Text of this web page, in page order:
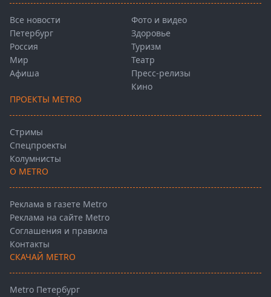
Все новости
Петербург
Россия
Мир
Афиша
Фото и видео
Здоровье
Туризм
Театр
Пресс-релизы
Кино
ПРОЕКТЫ METRO
Стримы
Спецпроекты
Колумнисты
О METRO
Реклама в газете Metro
Реклама на сайте Metro
Соглашения и правила
Контакты
СКАЧАЙ METRO
Metro Петербург